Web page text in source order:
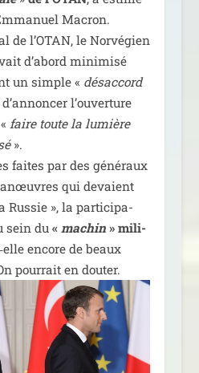
Macron.
de l’OTAN, le Norvégien
d’a­bord mini­mi­sé
un simple « désac­cord
l’ou­ver­ture
faire toute la lumière
».
faites par des géné­raux
qui devaient
Russie », la par­ti­ci­pa­
sein du « machin» mili­
encore de beaux
pour­rait en douter.